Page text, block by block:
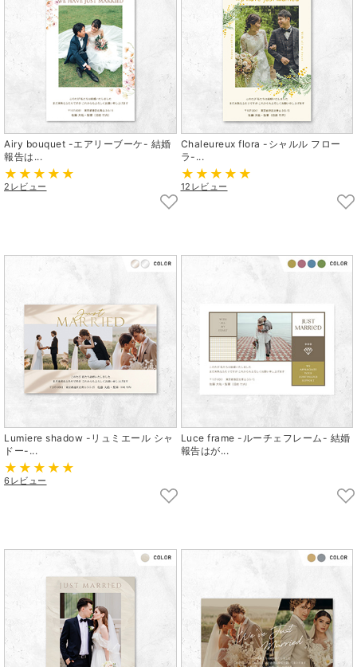
Airy bouquet -エアリーブーケ- 結婚
報告は...
2レビュー
Chaleureux flora -シャルル フロー
ラ-...
12レビュー
Lumiere shadow -リュミエール シャ
ドー-...
6レビュー
Luce frame -ルーチェフレーム- 結婚
報告はが...